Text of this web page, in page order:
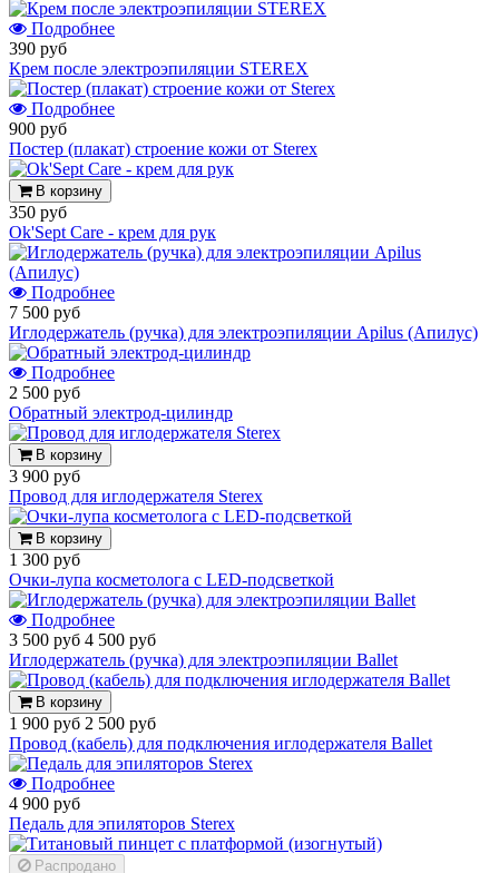
Подробнее
390 руб
Крем после электроэпиляции STEREX
Подробнее
900 руб
Постер (плакат) строение кожи от Sterex
В корзину
350 руб
Ok'Sept Care - крем для рук
Подробнее
7 500 руб
Иглодержатель (ручка) для электроэпиляции Apilus (Апилус)
Подробнее
2 500 руб
Обратный электрод-цилиндр
В корзину
3 900 руб
Провод для иглодержателя Sterex
В корзину
1 300 руб
Очки-лупа косметолога с LED-подсветкой
Подробнее
3 500 руб 4 500 руб
Иглодержатель (ручка) для электроэпиляции Ballet
В корзину
1 900 руб 2 500 руб
Провод (кабель) для подключения иглодержателя Ballet
Подробнее
4 900 руб
Педаль для эпиляторов Sterex
Распродано